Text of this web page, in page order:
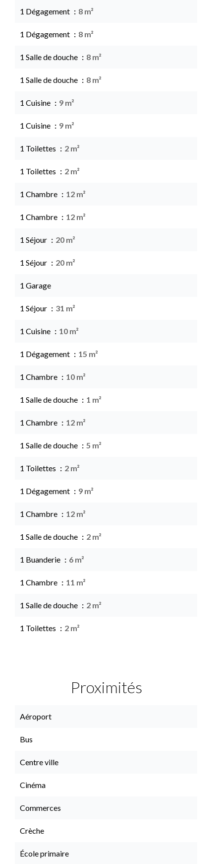
1 Dégagement 8 m²
1 Dégagement 8 m²
1 Salle de douche 8 m²
1 Salle de douche 8 m²
1 Cuisine 9 m²
1 Cuisine 9 m²
1 Toilettes 2 m²
1 Toilettes 2 m²
1 Chambre 12 m²
1 Chambre 12 m²
1 Séjour 20 m²
1 Séjour 20 m²
1 Garage
1 Séjour 31 m²
1 Cuisine 10 m²
1 Dégagement 15 m²
1 Chambre 10 m²
1 Salle de douche 1 m²
1 Chambre 12 m²
1 Salle de douche 5 m²
1 Toilettes 2 m²
1 Dégagement 9 m²
1 Chambre 12 m²
1 Salle de douche 2 m²
1 Buanderie 6 m²
1 Chambre 11 m²
1 Salle de douche 2 m²
1 Toilettes 2 m²
Proximités
Aéroport
Bus
Centre ville
Cinéma
Commerces
Crèche
École primaire